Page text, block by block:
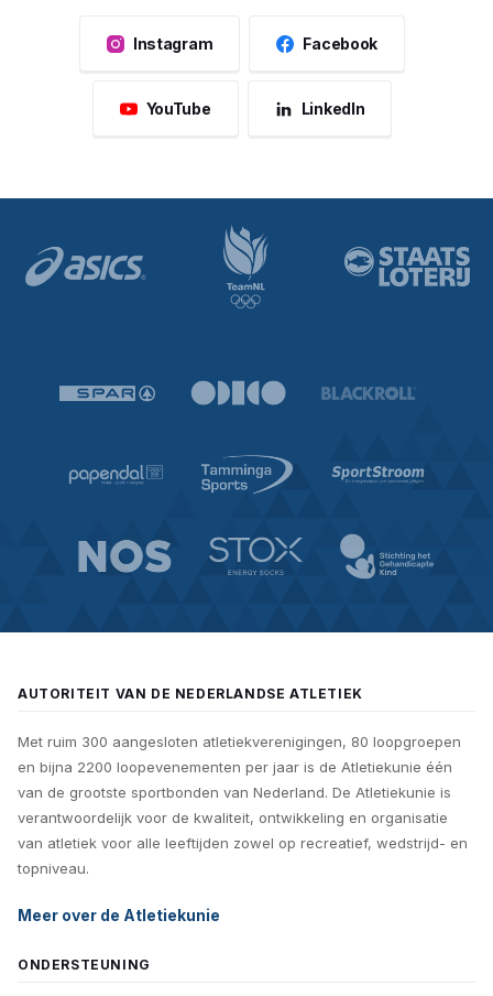
Instagram Facebook
YouTube LinkedIn
AUTORITEIT VAN DE NEDERLANDSE ATLETIEK
Met ruim 300 aangesloten atletiekverenigingen, 80 loopgroepen
en bijna 2200 loopevenementen per jaar is de Atletiekunie één
van de grootste sportbonden van Nederland. De Atletiekunie is
verantwoordelijk voor de kwaliteit, ontwikkeling en organisatie
van atletiek voor alle leeftijden zowel op recreatief, wedstrijd- en
topniveau.
Meer over de Atletiekunie
ONDERSTEUNING